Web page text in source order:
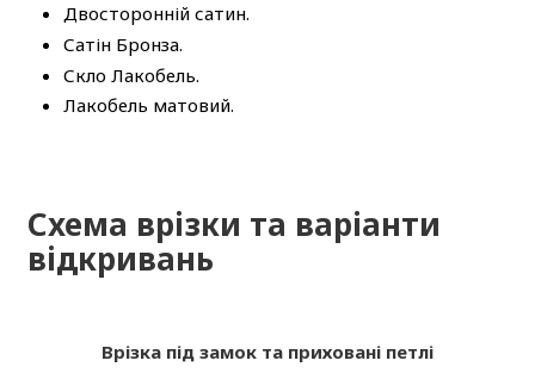
Двосторонній сатин.
Сатін Бронза.
Скло Лакобель.
Лакобель матовий.
Схема врізки та варіанти
відкривань
Врізка під замок та приховані петлі